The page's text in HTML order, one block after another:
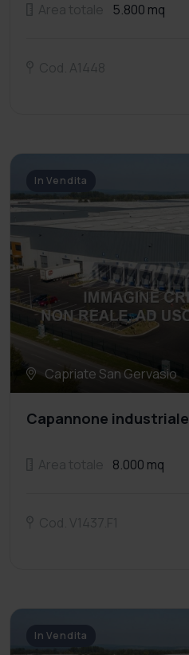
5.800 mq
Capriate San Gervasio
In Vendita
Capannone industriale
8.000 mq
In Vendita